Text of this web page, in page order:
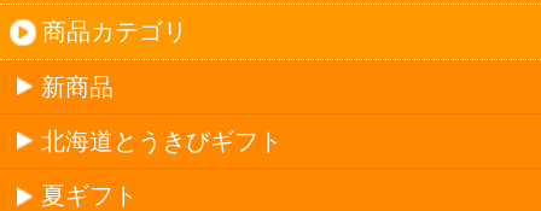
北海道珍味
単品
セットワイン
ワイン